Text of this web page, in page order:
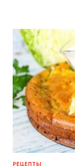
РЕЦЕПТЫ